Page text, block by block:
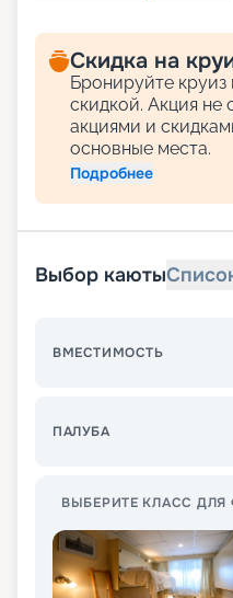
Скидка на
Бронируйте круиз
скидкой. Акция не
акциями и
основные места.
Подробнее
Выбор каюты
ВМЕСТИМОСТЬ
ПАЛУБА
ВЫБЕРИТЕ КЛАСС ДЛЯ